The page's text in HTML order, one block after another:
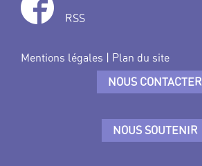
RSS
Mentions légales | Plan du site
NOUS CONTACTER
NOUS SOUTENIR